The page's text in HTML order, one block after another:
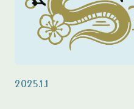
2025.1.1